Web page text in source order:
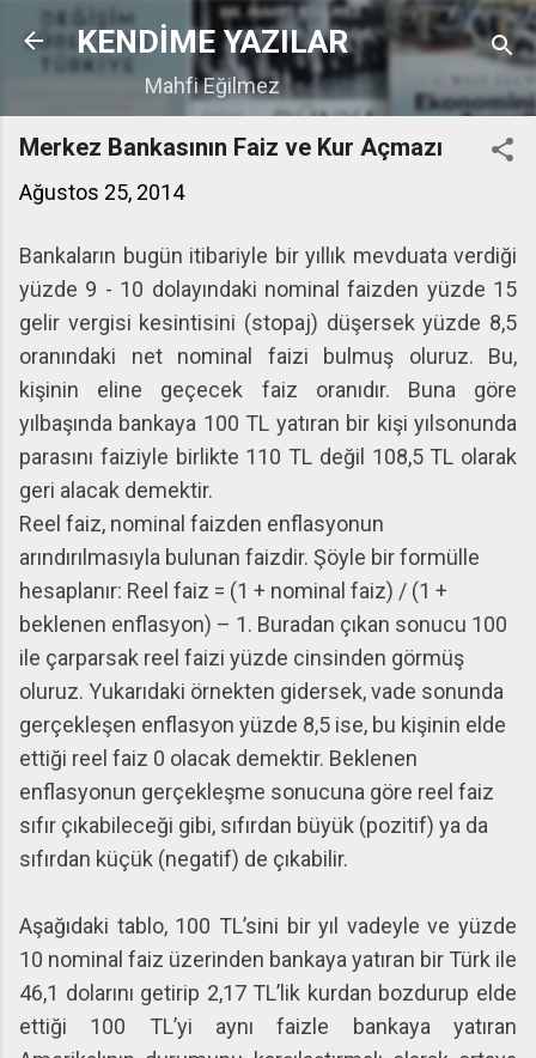
Ana içeriğe atla
KENDİME YAZILAR
Mahfi Eğilmez
Merkez Bankasının Faiz ve Kur Açmazı
Ağustos 25, 2014
Bankaların bugün itibariyle bir yıllık mevduata verdiği
yüzde 9 - 10 dolayındaki nominal faizden yüzde 15
gelir vergisi kesintisini (stopaj) düşersek yüzde 8,5
oranındaki net nominal faizi bulmuş oluruz. Bu,
kişinin eline geçecek faiz oranıdır. Buna göre
yılbaşında bankaya 100 TL yatıran bir kişi yılsonunda
parasını faiziyle birlikte 110 TL değil 108,5 TL olarak
geri alacak demektir.
Reel faiz, nominal faizden enflasyonun
arındırılmasıyla bulunan faizdir. Şöyle bir formülle
hesaplanır: Reel faiz = (1 + nominal faiz) / (1 +
beklenen enflasyon) – 1. Buradan çıkan sonucu 100
ile çarparsak reel faizi yüzde cinsinden görmüş
oluruz. Yukarıdaki örnekten gidersek, vade sonunda
gerçekleşen enflasyon yüzde 8,5 ise, bu kişinin elde
ettiği reel faiz 0 olacak demektir. Beklenen
enflasyonun gerçekleşme sonucuna göre reel faiz
sıfır çıkabileceği gibi, sıfırdan büyük (pozitif) ya da
sıfırdan küçük (negatif) de çıkabilir.
Aşağıdaki tablo, 100 TL’sini bir yıl vadeyle ve yüzde
10 nominal faiz üzerinden bankaya yatıran bir Türk ile
46,1 dolarını getirip 2,17 TL’lik kurdan bozdurup elde
ettiği 100 TL’yi aynı faizle bankaya yatıran